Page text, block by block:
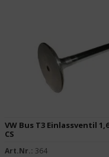
VW Bus T3 Einlassventil 1,6
CS
Art.Nr.: 364